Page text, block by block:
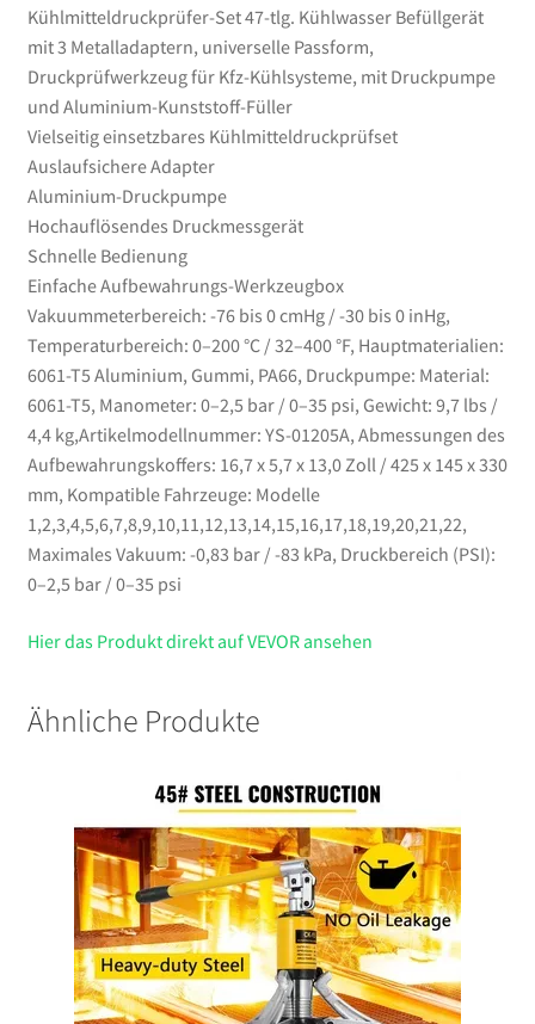
Kunststoff-
Füller
Menge
Kühlmitteldruckprüfer-Set 47-tlg. Kühlwasser Befüllgerät
mit 3 Metalladaptern, universelle Passform,
Druckprüfwerkzeug für Kfz-Kühlsysteme, mit Druckpumpe
und Aluminium-Kunststoff-Füller
Vielseitig einsetzbares Kühlmitteldruckprüfset
Auslaufsichere Adapter
Aluminium-Druckpumpe
Hochauflösendes Druckmessgerät
Schnelle Bedienung
Einfache Aufbewahrungs-Werkzeugbox
Vakuummeterbereich: -76 bis 0 cmHg / -30 bis 0 inHg,
Temperaturbereich: 0–200 °C / 32–400 °F, Hauptmaterialien:
6061-T5 Aluminium, Gummi, PA66, Druckpumpe: Material:
6061-T5, Manometer: 0–2,5 bar / 0–35 psi, Gewicht: 9,7 lbs /
4,4 kg,Artikelmodellnummer: YS-01205A, Abmessungen des
Aufbewahrungskoffers: 16,7 x 5,7 x 13,0 Zoll / 425 x 145 x 330
mm, Kompatible Fahrzeuge: Modelle
1,2,3,4,5,6,7,8,9,10,11,12,13,14,15,16,17,18,19,20,21,22,
Maximales Vakuum: -0,83 bar / -83 kPa, Druckbereich (PSI):
0–2,5 bar / 0–35 psi
Hier das Produkt direkt auf VEVOR ansehen
Ähnliche Produkte